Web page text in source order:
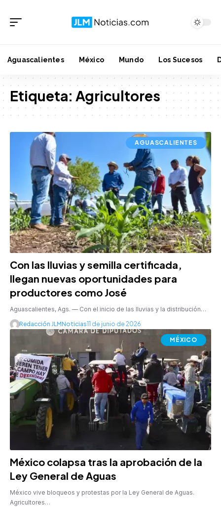
Aguascalientes México Mundo Los Sucesos
Etiqueta: Agricultores
AGUASCALIENTES
Con las lluvias y semilla certificada,
llegan nuevas oportunidades para
productores como José
Aguascalientes, Ags. — Con el inicio de las lluvias y la distribución…
Redacción JLMNoticias11 de junio de 2026
MÉXICO
México colapsa tras la aprobación de la
Ley General de Aguas
México vive bloqueos y protestas por la Ley General de Aguas.
Agricultores…